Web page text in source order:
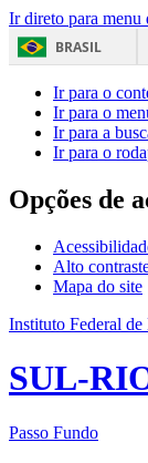
Ir direto para menu
BRASIL
Ir para o
Ir para o
Ir para a
Ir para o
Opções de
Alto
Mapa do site
Instituto Federal
SUL-
Passo Fundo